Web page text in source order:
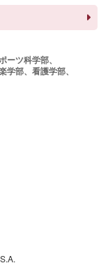
ーツ科学部、
学部、 看護学部、